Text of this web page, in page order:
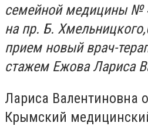
семейной медицины №
на пр. Б.
прием новый врач-
стажем Ежова Лариса
Лариса Валентиновна
Крымский